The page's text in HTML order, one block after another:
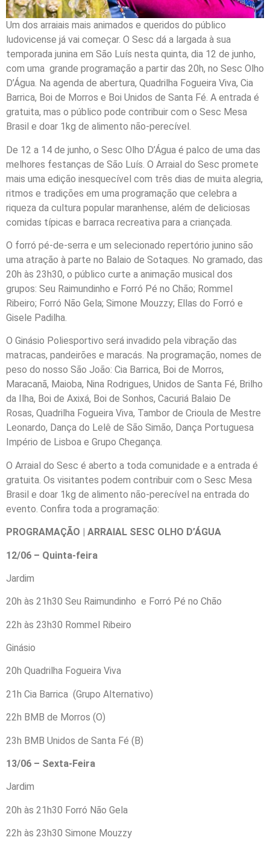
Um dos arraiais mais animados e queridos do público
ludovicense já vai começar. O Sesc dá a largada à sua
temporada junina em São Luís nesta quinta, dia 12 de junho,
com uma grande programação a partir das 20h, no Sesc Olho
D’Água. Na agenda de abertura, Quadrilha Fogueira Viva, Cia
Barrica, Boi de Morros e Boi Unidos de Santa Fé. A entrada é
gratuita, mas o público pode contribuir com o Sesc Mesa
Brasil e doar 1kg de alimento não-perecível.
De 12 a 14 de junho, o Sesc Olho D’Água é palco de uma das
melhores festanças de São Luís. O Arraial do Sesc promete
mais uma edição inesquecível com três dias de muita alegria,
ritmos e tradições em uma programação que celebra a
riqueza da cultura popular maranhense, além de deliciosas
comidas típicas e barraca recreativa para a criançada.
O forró pé-de-serra e um selecionado repertório junino são
uma atração à parte no Balaio de Sotaques. No gramado, das
20h às 23h30, o público curte a animação musical dos
grupos: Seu Raimundinho e Forró Pé no Chão; Rommel
Ribeiro; Forró Não Gela; Simone Mouzzy; Ellas do Forró e
Gisele Padilha.
O Ginásio Poliesportivo será invadido pela vibração das
matracas, pandeirões e maracás. Na programação, nomes de
peso do nosso São João: Cia Barrica, Boi de Morros,
Maracanã, Maioba, Nina Rodrigues, Unidos de Santa Fé, Brilho
da Ilha, Boi de Axixá, Boi de Sonhos, Cacuriá Balaio De
Rosas, Quadrilha Fogueira Viva, Tambor de Crioula de Mestre
Leonardo, Dança do Lelê de São Simão, Dança Portuguesa
Império de Lisboa e Grupo Chegança.
O Arraial do Sesc é aberto a toda comunidade e a entrada é
gratuita. Os visitantes podem contribuir com o Sesc Mesa
Brasil e doar 1kg de alimento não-perecível na entrada do
evento. Confira toda a programação:
PROGRAMAÇÃO | ARRAIAL SESC OLHO D’ÁGUA
12/06 – Quinta-feira
Jardim
20h às 21h30 Seu Raimundinho e Forró Pé no Chão
22h às 23h30 Rommel Ribeiro
Ginásio
20h Quadrilha Fogueira Viva
21h Cia Barrica (Grupo Alternativo)
22h BMB de Morros (O)
23h BMB Unidos de Santa Fé (B)
13/06 – Sexta-Feira
Jardim
20h às 21h30 Forró Não Gela
22h às 23h30 Simone Mouzzy